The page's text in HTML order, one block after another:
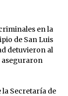
en la
de San Luis
detuvieron al
aseguraron
Secretaría de